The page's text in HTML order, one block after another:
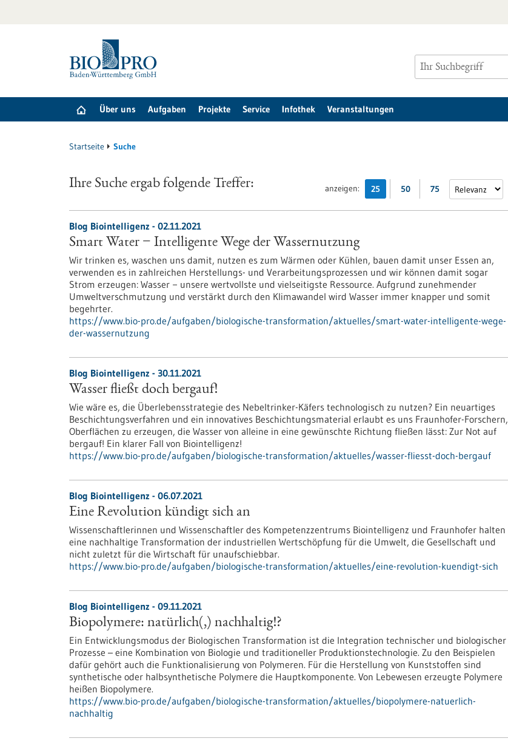
Über uns Aufgaben Projekte Service Infothek Veranstaltungen
Startseite Suche
anzeigen: 25 50 75
Ihre Suche ergab folgende Treffer:
Blog Biointelligenz - 02.11.2021
Smart Water − Intelligente Wege der Wassernutzung
Wir trinken es, waschen uns damit, nutzen es zum Wärmen oder Kühlen, bauen damit unser Essen an,
verwenden es in zahlreichen Herstellungs- und Verarbeitungsprozessen und wir können damit sogar
Strom erzeugen: Wasser − unsere wertvollste und vielseitigste Ressource. Aufgrund zunehmender
Umweltverschmutzung und verstärkt durch den Klimawandel wird Wasser immer knapper und somit
begehrter.
https://www.bio-pro.de/aufgaben/biologische-transformation/aktuelles/smart-water-intelligente-wege-
der-wassernutzung
Blog Biointelligenz - 30.11.2021
Wasser fließt doch bergauf!
Wie wäre es, die Überlebensstrategie des Nebeltrinker-Käfers technologisch zu nutzen? Ein neuartiges
Beschichtungsverfahren und ein innovatives Beschichtungsmaterial erlaubt es uns Fraunhofer-Forschern,
Oberflächen zu erzeugen, die Wasser von alleine in eine gewünschte Richtung fließen lässt: Zur Not auf
bergauf! Ein klarer Fall von Biointelligenz!
https://www.bio-pro.de/aufgaben/biologische-transformation/aktuelles/wasser-fliesst-doch-bergauf
Blog Biointelligenz - 06.07.2021
Eine Revolution kündigt sich an
Wissenschaftlerinnen und Wissenschaftler des Kompetenzzentrums Biointelligenz und Fraunhofer halten
eine nachhaltige Transformation der industriellen Wertschöpfung für die Umwelt, die Gesellschaft und
nicht zuletzt für die Wirtschaft für unaufschiebbar.
https://www.bio-pro.de/aufgaben/biologische-transformation/aktuelles/eine-revolution-kuendigt-sich
Blog Biointelligenz - 09.11.2021
Biopolymere: natürlich(,) nachhaltig!?
Ein Entwicklungsmodus der Biologischen Transformation ist die Integration technischer und biologischer
Prozesse – eine Kombination von Biologie und traditioneller Produktionstechnologie. Zu den Beispielen
dafür gehört auch die Funktionalisierung von Polymeren. Für die Herstellung von Kunststoffen sind
synthetische oder halbsynthetische Polymere die Hauptkomponente. Von Lebewesen erzeugte Polymere
heißen Biopolymere.
https://www.bio-pro.de/aufgaben/biologische-transformation/aktuelles/biopolymere-natuerlich-
nachhaltig